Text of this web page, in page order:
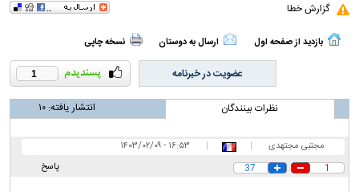
گزارش خطا
بازدید از صفحه اول ارسال به دوستان نسخه چاپی
1 عضویت در خبرنامه
نظرات بینندگان انتشار یافته: ۱۰
مجتبی مجتهدی |
|
۱۶:۵۳ - ۱۴۰۳/۰۲/۰۹
پاسخ
1
37